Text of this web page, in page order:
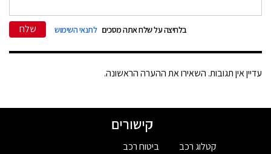
בלחיצה על שלח אתה מסכים לתנאי השימוש שלח
עדיין אין תגובות. השאירו את ההערה הראשונה.
קישורים
קטלוג רכב
ביטוח רכב